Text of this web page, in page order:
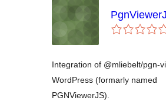
Integration of @mliebelt/pgn-
WordPress (formarly named
PGNViewerJS).